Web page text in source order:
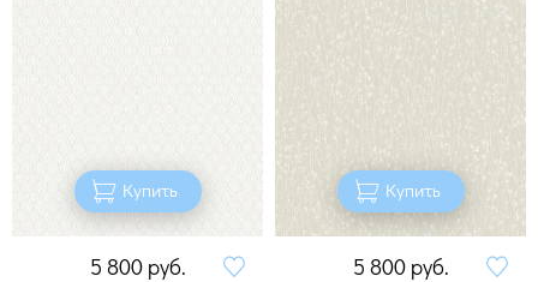
Купить
5 800 руб.
Купить
5 800 руб.